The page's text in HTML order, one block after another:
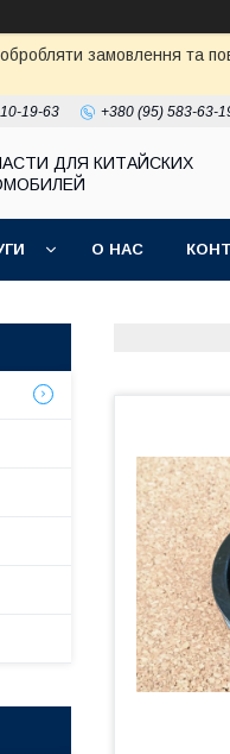
замовлення та
19-63 +380 (95) 583-63-
ДЛЯ КИТАЙСКИХ
О НАС